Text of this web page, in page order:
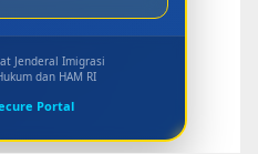
Jenderal Imigrasi
dan HAM RI
Portal